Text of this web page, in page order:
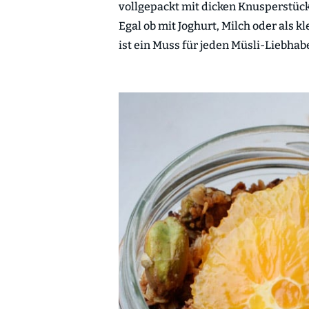
vollgepackt mit dicken
Egal ob mit Joghurt, Milch oder als
ist ein Muss für jeden Müsli-